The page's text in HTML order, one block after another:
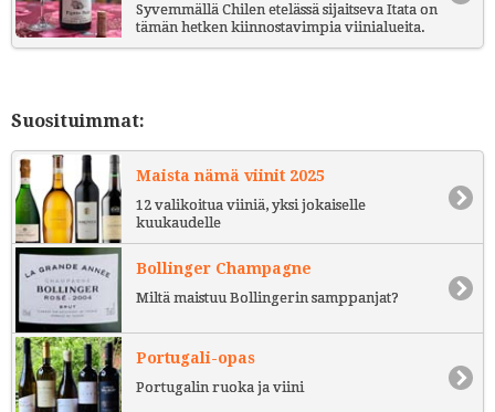
Syvemmällä Chilen etelässä sijaitseva Itata on
tämän hetken kiinnostavimpia viinialueita.
Suosituimmat:
Maista nämä viinit 2025
12 valikoitua viiniä, yksi jokaiselle
kuukaudelle
Bollinger Champagne
Miltä maistuu Bollingerin samppanjat?
Portugali-opas
Portugalin ruoka ja viini